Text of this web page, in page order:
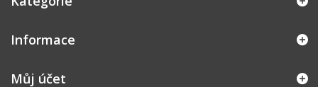
Informace
Můj účet